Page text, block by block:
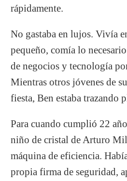
rápidamente.
No gastaba en lujos. Vivía
pequeño, comía lo
de negocios y tecnología
Mientras otros jóvenes de
fiesta, Ben estaba trazando
Para cuando cumplió 22
niño de cristal de Arturo
máquina de eficiencia.
propia firma de seguridad,